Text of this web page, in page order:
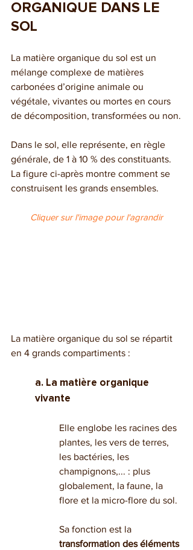
ORGANIQUE DANS LE
SOL
La matière organique du sol est un
mélange complexe de matières
carbonées d’origine animale ou
végétale, vivantes ou mortes en cours
de décomposition, transformées ou non.
Dans le sol, elle représente, en règle
générale, de 1 à 10 % des constituants.
La figure ci-après montre comment se
construisent les grands ensembles.
Cliquer sur l'image pour l'agrandir
La matière organique du sol se répartit
en 4 grands compartiments :
a. La matière organique
vivante
Elle englobe les racines des
plantes, les vers de terres,
les bactéries, les
champignons,... : plus
globalement, la faune, la
flore et la micro-flore du sol.
Sa fonction est la
transformation des éléments